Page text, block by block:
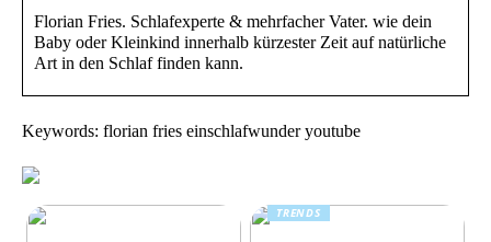
Florian Fries. Schlafexperte & mehrfacher Vater. wie dein
Baby oder Kleinkind innerhalb kürzester Zeit auf natürliche
Art in den Schlaf finden kann.
Keywords: florian fries einschlafwunder youtube
TRENDS